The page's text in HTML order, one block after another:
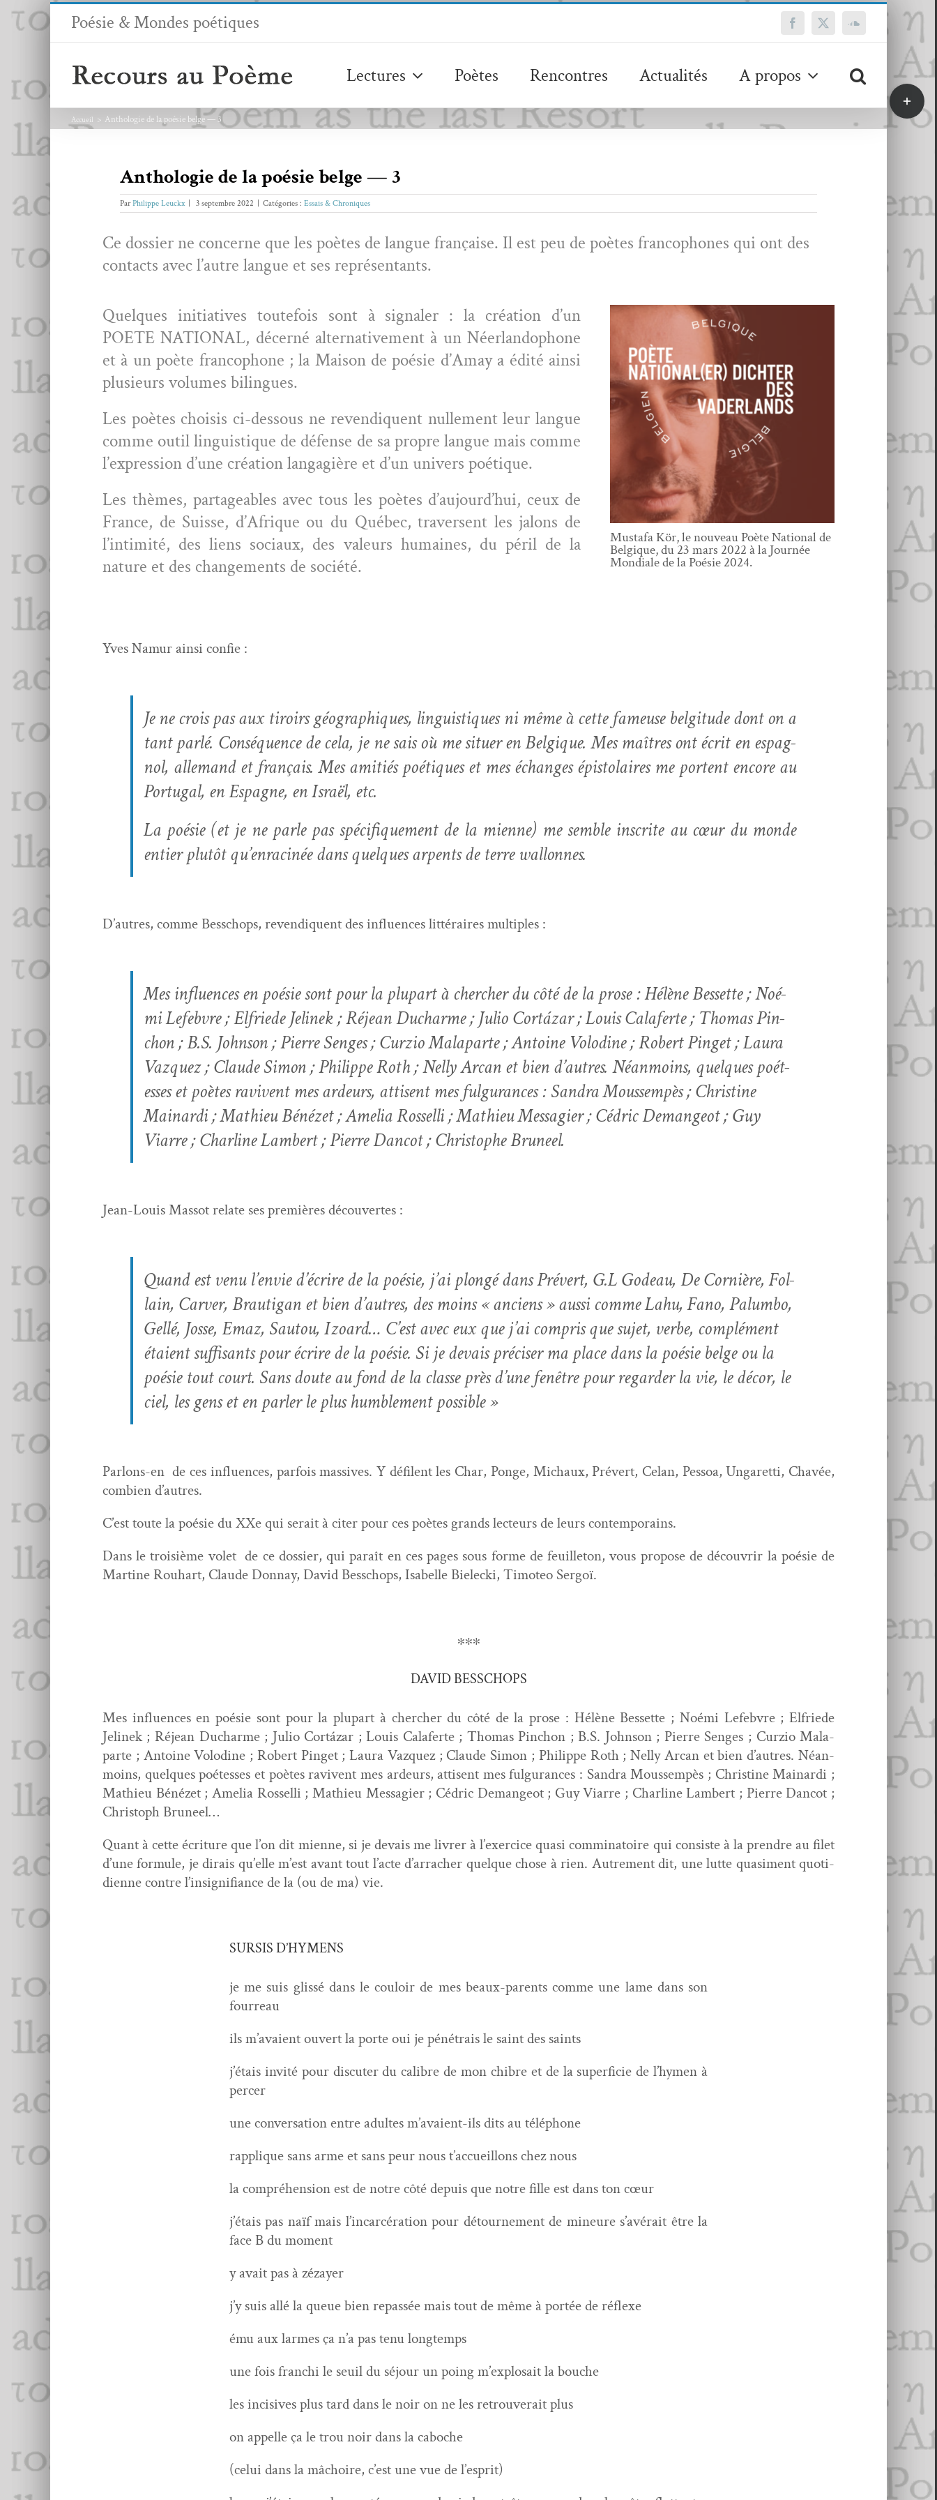
Passer
Poésie & Mondes poétiques Facebook
X SoundCloud
Lectures Poètes Rencontres Actualités A propos
Accueil Anthologie de la poésie belge — 3
Anthologie de la poésie belge — 3
ParPhilippe Leuckx 3 septembre 2022 Catégories : Essais & Chroniques
Ce dossier ne con­cerne que les poètes de langue française. Il est peu de poètes fran­coph­o­nes qui ont des
con­tacts avec l’autre langue et ses représentants.
Quelques ini­tia­tives toute­fois sont à sig­naler : la créa­tion d’un
POETE NATIONAL, décerné alter­na­tive­ment à un Néer­lan­do­phone
et à un poète fran­coph­o­ne ; la Mai­son de poésie d’A­may a édité ain­si
plusieurs vol­umes bilingues.
Les poètes choi­sis ci-dessous ne revendiquent nulle­ment leur langue
comme out­il lin­guis­tique de défense de sa pro­pre langue mais comme
l’ex­pres­sion d’une créa­tion lan­gag­ière et d’un univers poétique.
Les thèmes, partage­ables avec tous les poètes d’au­jour­d’hui, ceux de
France, de Suisse, d’Afrique ou du Québec, tra­versent les jalons de
l’in­tim­ité, des liens soci­aux, des valeurs humaines, du péril de la
nature et des change­ments de société.
Mustafa Kör, le nou­veau Poète Nation­al de
Bel­gique, du 23 mars 2022 à la Journée
Mon­di­ale de la Poésie 2024.
Yves Namur ain­si confie :
Je ne crois pas aux tiroirs géo­graphiques, lin­guis­tiques ni même à cette fameuse bel­gi­tude dont on a
tant par­lé. Con­séquence de cela, je ne sais où me situer en Bel­gique. Mes maîtres ont écrit en espag­
nol, alle­mand et français. Mes ami­tiés poé­tiques et mes échanges épis­to­laires me por­tent encore au
Por­tu­gal, en Espagne, en Israël, etc.
La poésie (et je ne par­le pas spé­ci­fique­ment de la mienne) me sem­ble inscrite au cœur du monde
entier plutôt qu’enracinée dans quelques arpents de terre wallonnes.
D’autres, comme Bess­chops, revendiquent des influ­ences lit­téraires multiples :
Mes influ­ences en poésie sont pour la plu­part à chercher du côté de la prose : Hélène Bes­sette ; Noé­
mi Lefeb­vre ; Elfriede Jelinek ; Réjean Ducharme ; Julio Cortázar ; Louis Calaferte ; Thomas Pin­
chon ; B.S. John­son ; Pierre Sen­ges ; Curzio Mala­parte ; Antoine Volo­dine ; Robert Pinget ; Lau­ra
Vazquez ; Claude Simon ; Philippe Roth ; Nel­ly Arcan et bien d’autres. Néan­moins, quelques poét­
esses et poètes ravivent mes ardeurs, attisent mes ful­gu­rances : San­dra Moussem­pès ; Chris­tine
Mainar­di ; Math­ieu Bénézet ; Amelia Rossel­li ; Math­ieu Mes­sagi­er ; Cédric Deman­geot ; Guy
Viarre ; Char­line Lam­bert ; Pierre Dan­cot ; Christophe Bruneel.
Jean-Louis Mas­sot relate ses pre­mières découvertes :
Quand est venu l’envie d’écrire de la poésie, j’ai plongé dans Prévert, G.L Godeau, De Cornière, Fol­
lain, Carv­er, Brauti­gan et bien d’autres, des moins « anciens » aus­si comme Lahu, Fano, Palum­bo,
Gel­lé, Josse, Emaz, Sautou, Izoard… C’est avec eux que j’ai com­pris que sujet, verbe, com­plé­ment
étaient suff­isants pour écrire de la poésie. Si je devais pré­cis­er ma place dans la poésie belge ou la
poésie tout court. Sans doute au fond de la classe près d’une fenêtre pour regarder la vie, le décor, le
ciel, les gens et en par­ler le plus hum­ble­ment possible »
Par­lons-en de ces influ­ences, par­fois mas­sives. Y défi­lent les Char, Ponge, Michaux, Prévert, Celan, Pes­soa, Ungaret­ti, Chavée,
com­bi­en d’autres.
C’est toute la poésie du XXe qui serait à citer pour ces poètes grands lecteurs de leurs contemporains.
Dans le troisième volet de ce dossier, qui paraît en ces pages sous forme de feuil­leton, vous pro­pose de décou­vrir la poésie de
Mar­tine Rouhart, Claude Don­nay, David Bess­chops, Isabelle Bielec­ki, Tim­o­teo Sergoï.
∗∗∗
DAVID BESSCHOPS
Mes influ­ences en poésie sont pour la plu­part à chercher du côté de la prose : Hélène Bes­sette ; Noé­mi Lefeb­vre ; Elfriede
Jelinek ; Réjean Ducharme ; Julio Cortázar ; Louis Calaferte ; Thomas Pin­chon ; B.S. John­son ; Pierre Sen­ges ; Curzio Mala­
parte ; Antoine Volo­dine ; Robert Pinget ; Lau­ra Vazquez ; Claude Simon ; Philippe Roth ; Nel­ly Arcan et bien d’autres. Néan­
moins, quelques poét­esses et poètes ravivent mes ardeurs, attisent mes ful­gu­rances : San­dra Moussem­pès ; Chris­tine Mainar­di ;
Math­ieu Bénézet ; Amelia Rossel­li ; Math­ieu Mes­sagi­er ; Cédric Deman­geot ; Guy Viarre ; Char­line Lam­bert ; Pierre Dan­cot ;
Christoph Bruneel…
Quant à cette écri­t­ure que l’on dit mienne, si je devais me livr­er à l’exercice qua­si com­mi­na­toire qui con­siste à la pren­dre au filet
d’une for­mule, je dirais qu’elle m’est avant tout l’acte d’arracher quelque chose à rien. Autrement dit, une lutte qua­si­ment quo­ti­
di­enne con­tre l’insignifiance de la (ou de ma) vie.
SURSIS D’HYMENS
je me suis glis­sé dans le couloir de mes beaux-par­ents comme une lame dans son
fourreau
ils m’avaient ouvert la porte oui je péné­trais le saint des saints
j’étais invité pour dis­cuter du cal­i­bre de mon chi­bre et de la super­fi­cie de l’hymen à
percer
une con­ver­sa­tion entre adultes m’avaient-ils dits au téléphone
rap­plique sans arme et sans peur nous t’accueillons chez nous
la com­préhen­sion est de notre côté depuis que notre fille est dans ton cœur
j’étais pas naïf mais l’incarcération pour détourne­ment de mineure s’avérait être la
face B du moment
y avait pas à zézayer
j’y suis allé la queue bien repassée mais tout de même à portée de réflexe
ému aux larmes ça n’a pas tenu longtemps
une fois franchi le seuil du séjour un poing m’explosait la bouche
les inci­sives plus tard dans le noir on ne les retrou­verait plus
on appelle ça le trou noir dans la caboche
(celui dans la mâchoire, c’est une vue de l’esprit)
Bascule
de
la
barre